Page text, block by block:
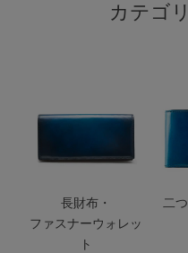
カテゴ
長財布・
ファスナーウォレッ
ト
二